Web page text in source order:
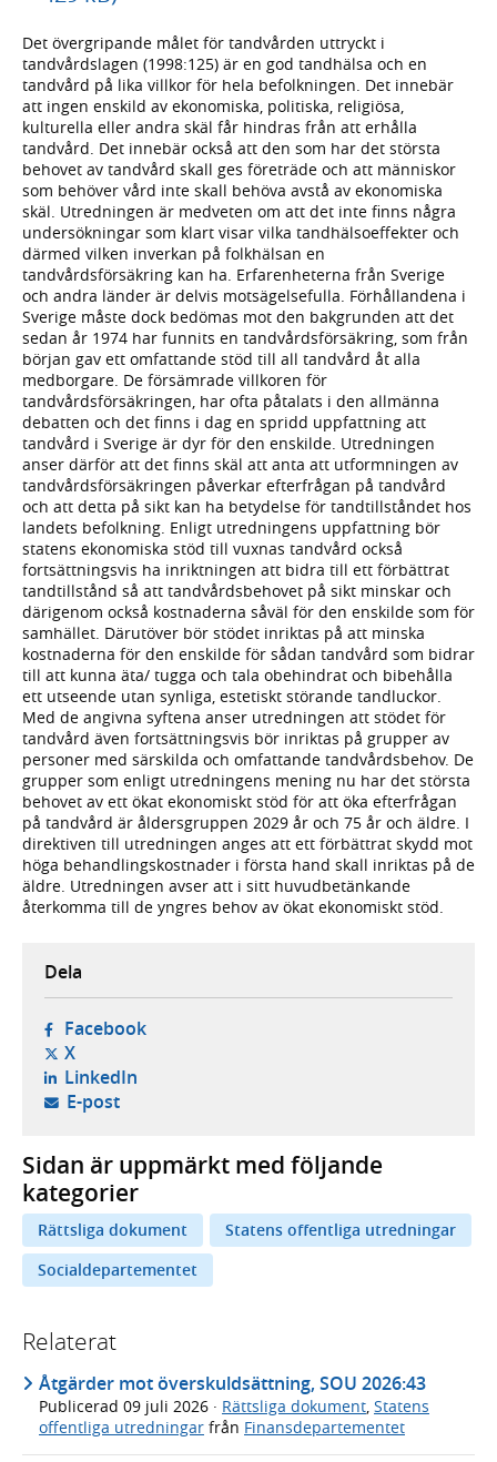
Det övergripande målet för tandvården uttryckt i
tandvårdslagen (1998:125) är en god tandhälsa och en
tandvård på lika villkor för hela befolkningen. Det innebär
att ingen enskild av ekonomiska, politiska, religiösa,
kulturella eller andra skäl får hindras från att erhålla
tandvård. Det innebär också att den som har det största
behovet av tandvård skall ges företräde och att människor
som behöver vård inte skall behöva avstå av ekonomiska
skäl. Utredningen är medveten om att det inte finns några
undersökningar som klart visar vilka tandhälsoeffekter och
därmed vilken inverkan på folkhälsan en
tandvårdsförsäkring kan ha. Erfarenheterna från Sverige
och andra länder är delvis motsägelsefulla. Förhållandena i
Sverige måste dock bedömas mot den bakgrunden att det
sedan år 1974 har funnits en tandvårdsförsäkring, som från
början gav ett omfattande stöd till all tandvård åt alla
medborgare. De försämrade villkoren för
tandvårdsförsäkringen, har ofta påtalats i den allmänna
debatten och det finns i dag en spridd uppfattning att
tandvård i Sverige är dyr för den enskilde. Utredningen
anser därför att det finns skäl att anta att utformningen av
tandvårdsförsäkringen påverkar efterfrågan på tandvård
och att detta på sikt kan ha betydelse för tandtillståndet hos
landets befolkning. Enligt utredningens uppfattning bör
statens ekonomiska stöd till vuxnas tandvård också
fortsättningsvis ha inriktningen att bidra till ett förbättrat
tandtillstånd så att tandvårdsbehovet på sikt minskar och
därigenom också kostnaderna såväl för den enskilde som för
samhället. Därutöver bör stödet inriktas på att minska
kostnaderna för den enskilde för sådan tandvård som bidrar
till att kunna äta/ tugga och tala obehindrat och bibehålla
ett utseende utan synliga, estetiskt störande tandluckor.
Med de angivna syftena anser utredningen att stödet för
tandvård även fortsättningsvis bör inriktas på grupper av
personer med särskilda och omfattande tandvårdsbehov. De
grupper som enligt utredningens mening nu har det största
behovet av ett ökat ekonomiskt stöd för att öka efterfrågan
på tandvård är åldersgruppen 2029 år och 75 år och äldre. I
direktiven till utredningen anges att ett förbättrat skydd mot
höga behandlingskostnader i första hand skall inriktas på de
äldre. Utredningen avser att i sitt huvudbetänkande
återkomma till de yngres behov av ökat ekonomiskt stöd.
Dela
Facebook- öppnas i ny flik, extern webbplats,
X- öppnas i ny flik, extern webbplats,
LinkedIn- öppnas i ny flik, extern webbplats,
E-post- öppnar din e-postklient,
Sidan är uppmärkt med följande
kategorier
Rättsliga dokument
Statens offentliga utredningar
Socialdepartementet
Relaterat
Åtgärder mot överskuldsättning, SOU 2026:43
Publicerad 09 juli 2026 · Rättsliga dokument, Statens
offentliga utredningar från Finansdepartementet